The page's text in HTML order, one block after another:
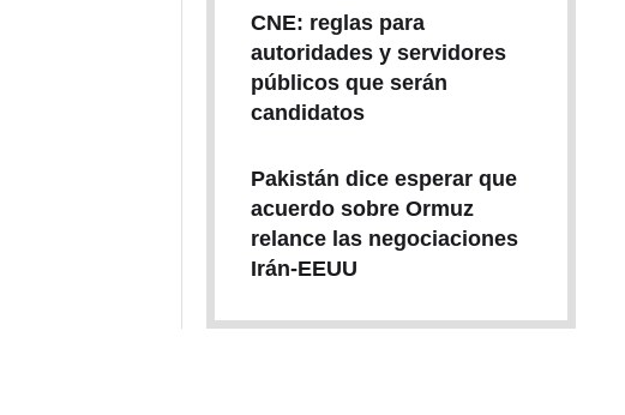
CNE: reglas para
autoridades y servidores
públicos que serán
candidatos
Pakistán dice esperar que
acuerdo sobre Ormuz
relance las negociaciones
Irán-EEUU